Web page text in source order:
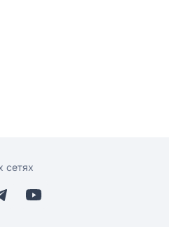
сетях